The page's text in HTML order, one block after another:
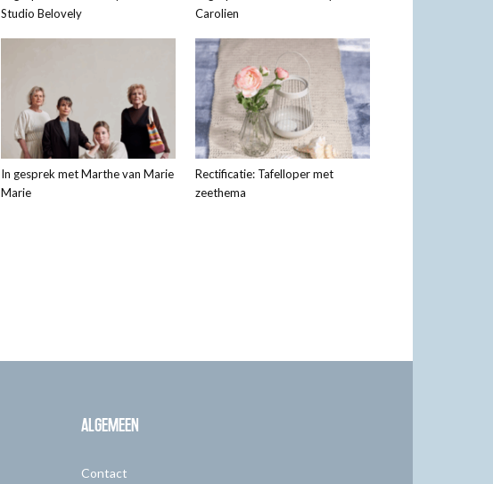
Studio Belovely
Carolien
In gesprek met Marthe van Marie
Marie
Rectificatie: Tafelloper met
zeethema
ALGEMEEN
Contact